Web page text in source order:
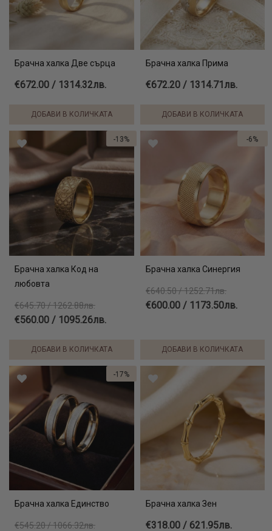
Брачна халка Две сърца
€672.00 / 1314.32лв.
ДОБАВИ В КОЛИЧКАТА
Брачна халка Прима
€672.20 / 1314.71лв.
ДОБАВИ В КОЛИЧКАТА
Брачна халка Код на
любовта
€645.70 / 1262.88лв.
€560.00 / 1095.26лв.
ДОБАВИ В КОЛИЧКАТА
-13%
Брачна халка Синергия
€640.50 / 1252.71лв.
€600.00 / 1173.50лв.
ДОБАВИ В КОЛИЧКАТА
-6%
Брачна халка Единство
€545.20 / 1066.32лв.
-17%
Брачна халка Зен
€318.00 / 621.95лв.